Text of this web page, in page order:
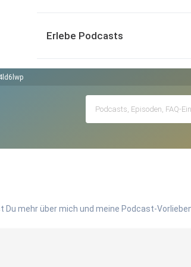
Erlebe Podcasts
Du mehr über mich und meine Podcast-